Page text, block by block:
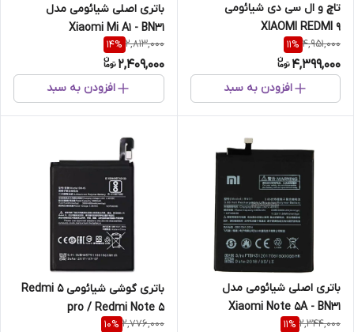
تاچ و ال سی دی شیائومی
XIAOMI REDMI 9
4,951,000
11%
4,399,000
افزودن به سبد
باتری اصلی شیائومی مدل
Xiaomi Mi A1 - BN31
2,813,000
14%
2,409,000
افزودن به سبد
باتری اصلی شیائومی مدل
Xiaomi Note 5A - BN31
2,344,000
11%
باتری گوشی شیائومی Redmi 5
pro / Redmi Note 5
2,776,000
10%